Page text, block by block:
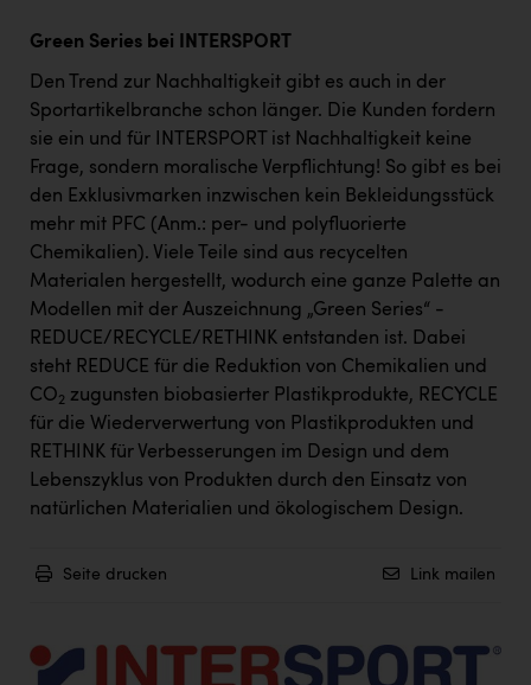
Green Series bei INTERSPORT
Den Trend zur Nachhaltigkeit gibt es auch in der
Sportartikelbranche schon länger. Die Kunden fordern
sie ein und für INTERSPORT ist Nachhaltigkeit keine
Frage, sondern moralische Verpflichtung! So gibt es bei
den Exklusivmarken inzwischen kein Bekleidungsstück
mehr mit PFC (Anm.: per- und polyfluorierte
Chemikalien). Viele Teile sind aus recycelten
Materialen hergestellt, wodurch eine ganze Palette an
Modellen mit der Auszeichnung „Green Series“ -
REDUCE/RECYCLE/RETHINK entstanden ist. Dabei
steht REDUCE für die Reduktion von Chemikalien und
CO2 zugunsten biobasierter Plastikprodukte, RECYCLE
für die Wiederverwertung von Plastikprodukten und
RETHINK für Verbesserungen im Design und dem
Lebenszyklus von Produkten durch den Einsatz von
natürlichen Materialien und ökologischem Design.
Seite drucken Link mailen